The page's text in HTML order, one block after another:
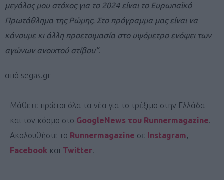
μεγάλος μου στόχος για το 2024 είναι το Ευρωπαϊκό
Πρωτάθλημα της Ρώμης. Στο πρόγραμμα μας είναι να
κάνουμε κι άλλη προετοιμασία στο υψόμετρο ενόψει των
αγώνων ανοιχτού στίβου”.
από segas.gr
Μάθετε πρώτοι όλα τα νέα για το τρέξιμο στην Ελλάδα
και τον κόσμο στο GoogleNews του Runnermagazine.
Ακολουθήστε το Runnermagazine σε Instagram,
Facebook και Twitter.